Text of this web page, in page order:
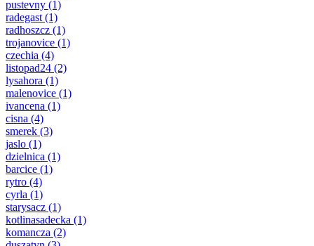
pustevny (1)
radegast (1)
radhoszcz (1)
trojanovice (1)
czechia (4)
listopad24 (2)
lysahora (1)
malenovice (1)
ivancena (1)
cisna (4)
smerek (3)
jaslo (1)
dzielnica (1)
barcice (1)
rytro (4)
cyrla (1)
starysacz (1)
kotlinasadecka (1)
komancza (2)